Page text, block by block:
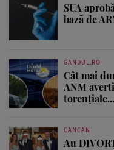
SUA
bază de
GANDUL.RO
Cât mai
ANM
CANCAN
Au